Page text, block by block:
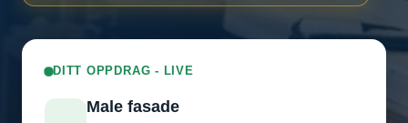
DITT OPPDRAG - LIVE
Male fasade